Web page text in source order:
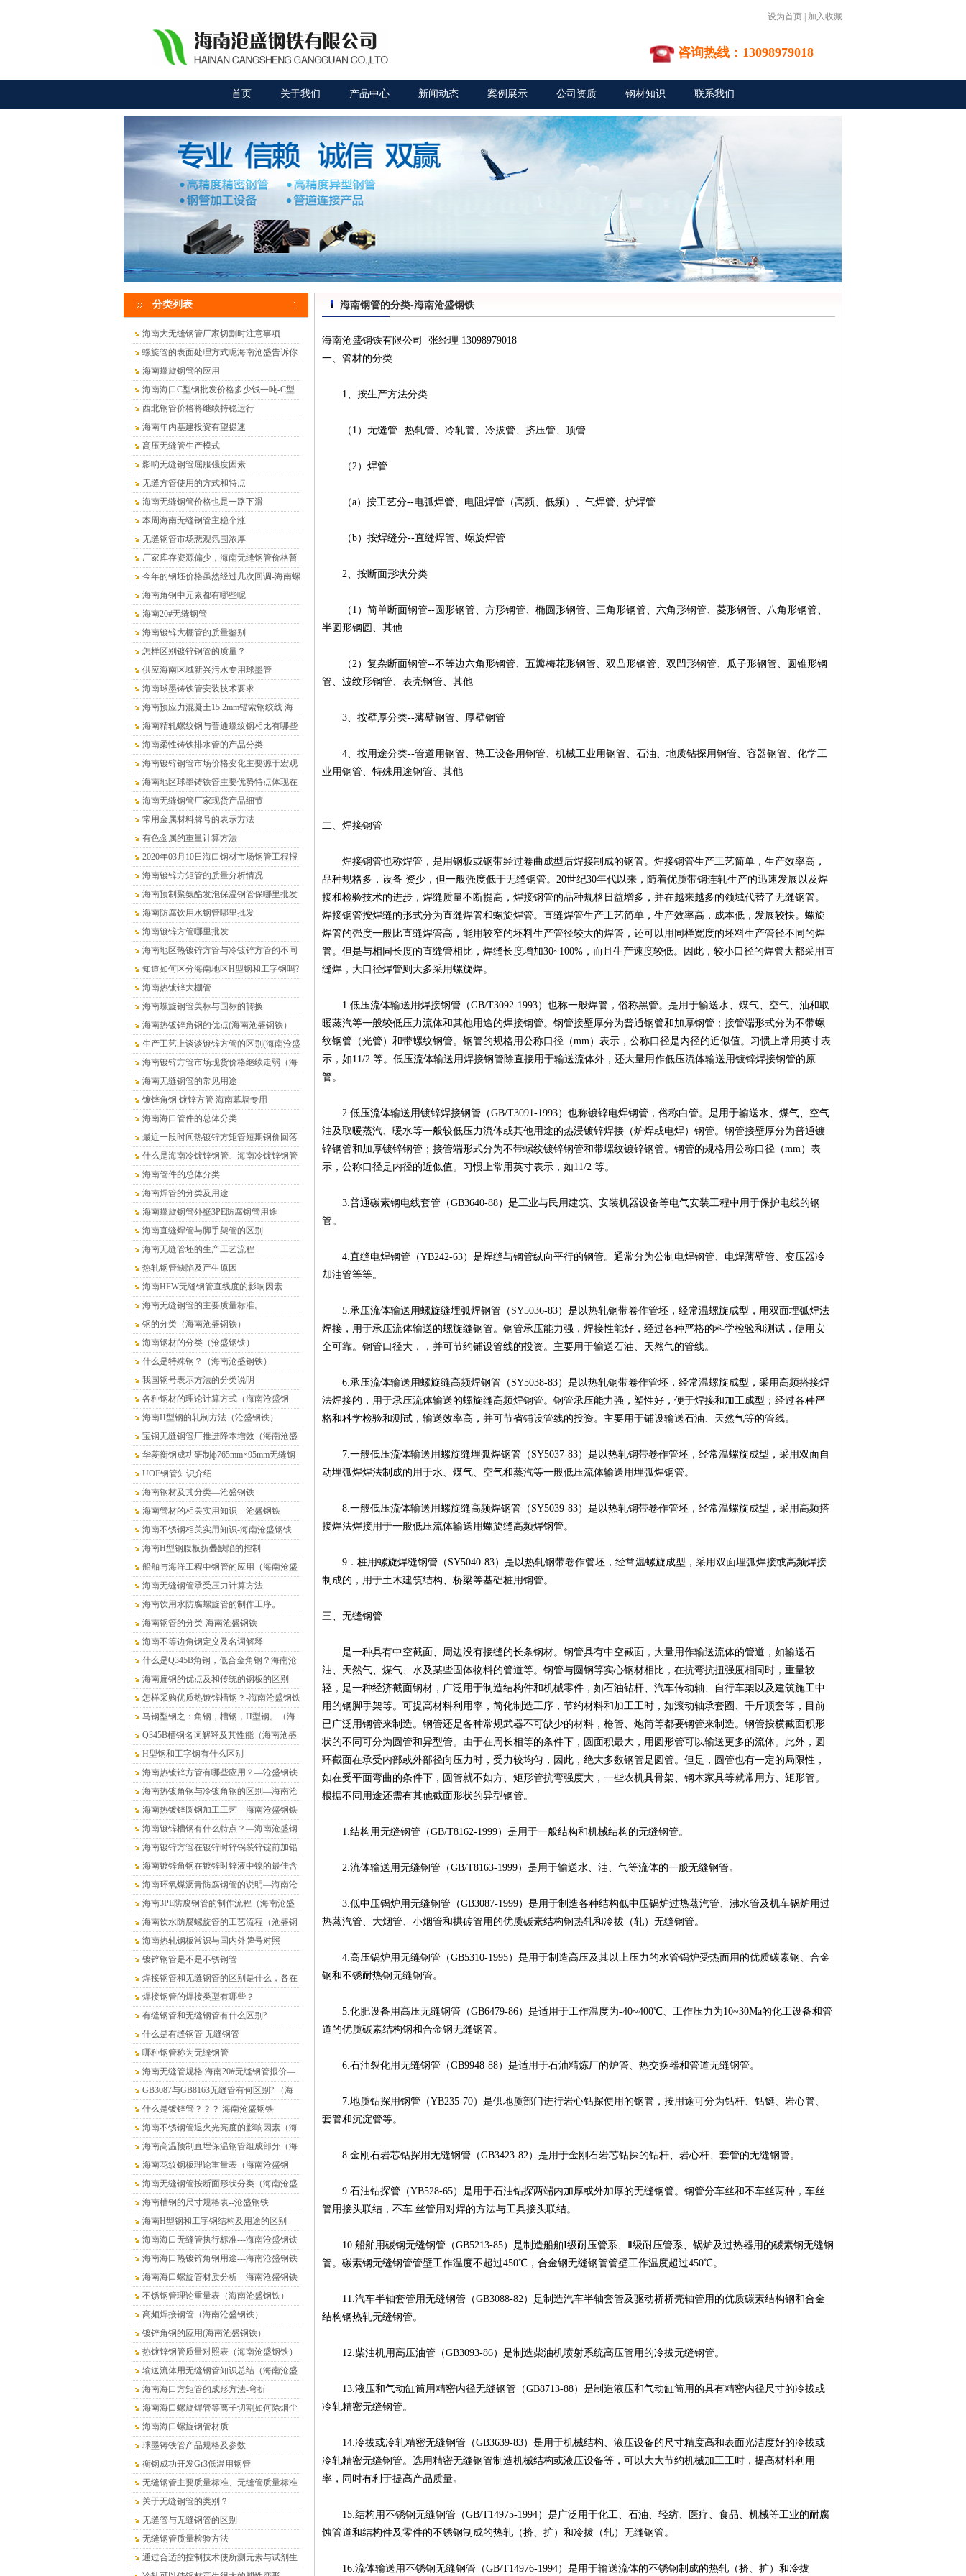
设为首页 加入收藏
咨询热线：13098979018
首页 关于我们 产品中心 新闻动态 案例展示 公司资质 钢材知识 联系我们
分类列表
海南大无缝钢管厂家切割时注意事项
螺旋管的表面处理方式呢海南沧盛告诉你
海南螺旋钢管的应用
海南海口C型钢批发价格多少钱一吨-C型
钢厂家
西北钢管价格将继续持稳运行
海南年内基建投资有望提速
高压无缝管生产模式
影响无缝钢管屈服强度因素
无缝方管使用的方式和特点
海南无缝钢管价格也是一路下滑
本周海南无缝钢管主稳个涨
无缝钢管市场悲观氛围浓厚
厂家库存资源偏少，海南无缝钢管价格暂
时平稳为主
今年的钢坯价格虽然经过几次回调-海南螺
旋钢管
海南角钢中元素都有哪些呢
海南20#无缝钢管
海南镀锌大棚管的质量鉴别
怎样区别镀锌钢管的质量？
供应海南区域新兴污水专用球墨管
海南球墨铸铁管安装技术要求
海南预应力混凝土15.2mm锚索钢绞线 海
南沧盛销售
海南精轧螺纹钢与普通螺纹钢相比有哪些
优点？
海南柔性铸铁排水管的产品分类
海南镀锌钢管市场价格变化主要源于宏观
供求关系的变化
海南地区球墨铸铁管主要优势特点体现在
哪儿
海南无缝钢管厂家现货产品细节
常用金属材料牌号的表示方法
有色金属的重量计算方法
2020年03月10日海口钢材市场钢管工程报
价表
海南镀锌方矩管的质量分析情况
海南预制聚氨酯发泡保温钢管保哪里批发
（温泉水专用）
海南防腐饮用水钢管哪里批发
海南镀锌方管哪里批发
海南地区热镀锌方管与冷镀锌方管的不同
在哪里
知道如何区分海南地区H型钢和工字钢吗?
海南热镀锌大棚管
海南螺旋钢管美标与国标的转换
海南热镀锌角钢的优点(海南沧盛钢铁）
生产工艺上谈谈镀锌方管的区别(海南沧盛
钢铁）
海南镀锌方管市场现货价格继续走弱（海
南沧盛钢铁）
海南无缝钢管的常见用途
镀锌角钢 镀锌方管 海南幕墙专用
海南海口管件的总体分类
最近一段时间热镀锌方矩管短期钢价回落
的趋势仍将延续（海南）
什么是海南冷镀锌钢管、海南冷镀锌钢管
介绍
海南管件的总体分类
海南焊管的分类及用途
海南螺旋钢管外壁3PE防腐钢管用途
海南直缝焊管与脚手架管的区别
海南无缝管坯的生产工艺流程
热轧钢管缺陷及产生原因
海南HFW无缝钢管直线度的影响因素
海南无缝钢管的主要质量标准。
钢的分类（海南沧盛钢铁）
海南钢材的分类（沧盛钢铁）
什么是特殊钢？（海南沧盛钢铁）
我国钢号表示方法的分类说明
各种钢材的理论计算方式（海南沧盛钢
铁）
海南H型钢的轧制方法（沧盛钢铁）
宝钢无缝钢管厂推进降本增效（海南沧盛
钢铁）
华菱衡钢成功研制ф765mm×95mm无缝钢
管（海南沧盛）
UOE钢管知识介绍
海南钢材及其分类—沧盛钢铁
海南管材的相关实用知识—沧盛钢铁
海南不锈钢相关实用知识-海南沧盛钢铁
海南H型钢腹板折叠缺陷的控制
船舶与海洋工程中钢管的应用（海南沧盛
钢铁）
海南无缝钢管承受压力计算方法
海南饮用水防腐螺旋管的制作工序。
海南钢管的分类-海南沧盛钢铁
海南不等边角钢定义及名词解释
什么是Q345B角钢，低合金角钢？海南沧
盛钢铁
海南扁钢的优点及和传统的钢板的区别
怎样采购优质热镀锌槽钢？-海南沧盛钢铁
马钢型钢之：角钢，槽钢，H型钢。（海
南沧盛钢铁）
Q345B槽钢名词解释及其性能（海南沧盛
钢铁）
H型钢和工字钢有什么区别
海南热镀锌方管有哪些应用？—沧盛钢铁
海南热镀角钢与冷镀角钢的区别—海南沧
盛钢铁
海南热镀锌圆钢加工工艺—海南沧盛钢铁
海南镀锌槽钢有什么特点？—海南沧盛钢
铁
海南镀锌方管在镀锌时锌锅装锌锭前加铅
的危害—海南沧盛钢铁
海南镀锌角钢在镀锌时锌液中镍的最佳含
量值—沧盛钢铁
海南环氧煤沥青防腐钢管的说明—海南沧
盛钢铁
海南3PE防腐钢管的制作流程（海南沧盛
钢铁）
海南饮水防腐螺旋管的工艺流程（沧盛钢
铁）
海南热轧钢板常识与国内外牌号对照
镀锌钢管是不是不锈钢管
焊接钢管和无缝钢管的区别是什么，各在
什么情况下使用？
焊接钢管的焊接类型有哪些？
有缝钢管和无缝钢管有什么区别?
什么是有缝钢管 无缝钢管
哪种钢管称为无缝钢管
海南无缝管规格 海南20#无缝钢管报价—
海南沧盛钢材
GB3087与GB8163无缝管有何区别? （海
南沧盛钢铁）
什么是镀锌管？？？ 海南沧盛钢铁
海南不锈钢管退火光亮度的影响因素（海
南沧盛钢铁）
海南高温预制直埋保温钢管组成部分（海
南沧盛钢铁）
海南花纹钢板理论重量表（海南沧盛钢
铁）
海南无缝钢管按断面形状分类（海南沧盛
钢铁）
海南槽钢的尺寸规格表--沧盛钢铁
海南H型钢和工字钢结构及用途的区别--
沧盛钢铁
海南海口无缝管执行标准---海南沧盛钢铁
海南海口热镀锌角钢用途---海南沧盛钢铁
海南海口螺旋管材质分析---海南沧盛钢铁
不锈钢管理论重量表（海南沧盛钢铁）
高频焊接钢管（海南沧盛钢铁）
镀锌角钢的应用(海南沧盛钢铁）
热镀锌钢管质量对照表（海南沧盛钢铁）
输送流体用无缝钢管知识总结（海南沧盛
钢铁）
海南海口方矩管的成形方法-弯折
海南海口螺旋焊管等离子切割如何除烟尘
海南海口螺旋钢管材质
球墨铸铁管产品规格及参数
衡钢成功开发Gr3低温用钢管
无缝钢管主要质量标准、无缝管质量标准
关于无缝钢管的类别？
无缝管与无缝钢管的区别
无缝钢管质量检验方法
通过合适的控制技术使所测元素与试剂生
海南钢管的分类-海南沧盛钢铁
海南沧盛钢铁有限公司 张经理 13098979018
一、管材的分类
1、按生产方法分类
（1）无缝管--热轧管、冷轧管、冷拔管、挤压管、顶管
（2）焊管
（a）按工艺分--电弧焊管、电阻焊管（高频、低频）、气焊管、炉焊管
（b）按焊缝分--直缝焊管、螺旋焊管
2、按断面形状分类
（1）简单断面钢管--圆形钢管、方形钢管、椭圆形钢管、三角形钢管、六角形钢管、菱形钢管、八角形钢管、
半圆形钢圆、其他
（2）复杂断面钢管--不等边六角形钢管、五瓣梅花形钢管、双凸形钢管、双凹形钢管、瓜子形钢管、圆锥形钢
管、波纹形钢管、表壳钢管、其他
3、按壁厚分类--薄壁钢管、厚壁钢管
4、按用途分类--管道用钢管、热工设备用钢管、机械工业用钢管、石油、地质钻探用钢管、容器钢管、化学工
业用钢管、特殊用途钢管、其他
二、焊接钢管
焊接钢管也称焊管，是用钢板或钢带经过卷曲成型后焊接制成的钢管。焊接钢管生产工艺简单，生产效率高，
品种规格多，设备 资少，但一般强度低于无缝钢管。20世纪30年代以来，随着优质带钢连轧生产的迅速发展以及焊
接和检验技术的进步，焊缝质量不断提高，焊接钢管的品种规格日益增多，并在越来越多的领域代替了无缝钢管。
焊接钢管按焊缝的形式分为直缝焊管和螺旋焊管。直缝焊管生产工艺简单，生产效率高，成本低，发展较快。螺旋
焊管的强度一般比直缝焊管高，能用较窄的坯料生产管径较大的焊管，还可以用同样宽度的坯料生产管径不同的焊
管。但是与相同长度的直缝管相比，焊缝长度增加30~100%，而且生产速度较低。因此，较小口径的焊管大都采用直
缝焊，大口径焊管则大多采用螺旋焊。
1.低压流体输送用焊接钢管（GB/T3092-1993）也称一般焊管，俗称黑管。是用于输送水、煤气、空气、油和取
暖蒸汽等一般较低压力流体和其他用途的焊接钢管。钢管接壁厚分为普通钢管和加厚钢管；接管端形式分为不带螺
纹钢管（光管）和带螺纹钢管。钢管的规格用公称口径（mm）表示，公称口径是内径的近似值。习惯上常用英寸表
示，如11/2 等。低压流体输送用焊接钢管除直接用于输送流体外，还大量用作低压流体输送用镀锌焊接钢管的原
管。
2.低压流体输送用镀锌焊接钢管（GB/T3091-1993）也称镀锌电焊钢管，俗称白管。是用于输送水、煤气、空气
油及取暖蒸汽、暖水等一般较低压力流体或其他用途的热浸镀锌焊接（炉焊或电焊）钢管。钢管接壁厚分为普通镀
锌钢管和加厚镀锌钢管；接管端形式分为不带螺纹镀锌钢管和带螺纹镀锌钢管。钢管的规格用公称口径（mm）表
示，公称口径是内径的近似值。习惯上常用英寸表示，如11/2 等。
3.普通碳素钢电线套管（GB3640-88）是工业与民用建筑、安装机器设备等电气安装工程中用于保护电线的钢
管。
4.直缝电焊钢管（YB242-63）是焊缝与钢管纵向平行的钢管。通常分为公制电焊钢管、电焊薄壁管、变压器冷
却油管等等。
5.承压流体输送用螺旋缝埋弧焊钢管（SY5036-83）是以热轧钢带卷作管坯，经常温螺旋成型，用双面埋弧焊法
焊接，用于承压流体输送的螺旋缝钢管。钢管承压能力强，焊接性能好，经过各种严格的科学检验和测试，使用安
全可靠。钢管口径大，，并可节约铺设管线的投资。主要用于输送石油、天然气的管线。
6.承压流体输送用螺旋缝高频焊钢管（SY5038-83）是以热轧钢带卷作管坯，经常温螺旋成型，采用高频搭接焊
法焊接的，用于承压流体输送的螺旋缝高频焊钢管。钢管承压能力强，塑性好，便于焊接和加工成型；经过各种严
格和科学检验和测试，输送效率高，并可节省铺设管线的投资。主要用于铺设输送石油、天然气等的管线。
7.一般低压流体输送用螺旋缝埋弧焊钢管（SY5037-83）是以热轧钢带卷作管坯，经常温螺旋成型，采用双面自
动埋弧焊焊法制成的用于水、煤气、空气和蒸汽等一般低压流体输送用埋弧焊钢管。
8.一般低压流体输送用螺旋缝高频焊钢管（SY5039-83）是以热轧钢带卷作管坯，经常温螺旋成型，采用高频搭
接焊法焊接用于一般低压流体输送用螺旋缝高频焊钢管。
9．桩用螺旋焊缝钢管（SY5040-83）是以热轧钢带卷作管坯，经常温螺旋成型，采用双面埋弧焊接或高频焊接
制成的，用于土木建筑结构、桥梁等基础桩用钢管。
三、无缝钢管
是一种具有中空截面、周边没有接缝的长条钢材。钢管具有中空截面，大量用作输送流体的管道，如输送石
油、天然气、煤气、水及某些固体物料的管道等。钢管与圆钢等实心钢材相比，在抗弯抗扭强度相同时，重量较
轻，是一种经济截面钢材，广泛用于制造结构件和机械零件，如石油钻杆、汽车传动轴、自行车架以及建筑施工中
用的钢脚手架等。可提高材料利用率，简化制造工序，节约材料和加工工时，如滚动轴承套圈、千斤顶套等，目前
已广泛用钢管来制造。钢管还是各种常规武器不可缺少的材料，枪管、炮筒等都要钢管来制造。钢管按横截面积形
状的不同可分为圆管和异型管。由于在周长相等的条件下，圆面积最大，用圆形管可以输送更多的流体。此外，圆
环截面在承受内部或外部径向压力时，受力较均匀，因此，绝大多数钢管是圆管。但是，圆管也有一定的局限性，
如在受平面弯曲的条件下，圆管就不如方、矩形管抗弯强度大，一些农机具骨架、钢木家具等就常用方、矩形管。
根据不同用途还需有其他截面形状的异型钢管。
1.结构用无缝钢管（GB/T8162-1999）是用于一般结构和机械结构的无缝钢管。
2.流体输送用无缝钢管（GB/T8163-1999）是用于输送水、油、气等流体的一般无缝钢管。
3.低中压锅炉用无缝钢管（GB3087-1999）是用于制造各种结构低中压锅炉过热蒸汽管、沸水管及机车锅炉用过
热蒸汽管、大烟管、小烟管和拱砖管用的优质碳素结构钢热轧和冷拔（轧）无缝钢管。
4.高压锅炉用无缝钢管（GB5310-1995）是用于制造高压及其以上压力的水管锅炉受热面用的优质碳素钢、合金
钢和不锈耐热钢无缝钢管。
5.化肥设备用高压无缝钢管（GB6479-86）是适用于工作温度为-40~400℃、工作压力为10~30Ma的化工设备和管
道的优质碳素结构钢和合金钢无缝钢管。
6.石油裂化用无缝钢管（GB9948-88）是适用于石油精炼厂的炉管、热交换器和管道无缝钢管。
7.地质钻探用钢管（YB235-70）是供地质部门进行岩心钻探使用的钢管，按用途可分为钻杆、钻铤、岩心管、
套管和沉淀管等。
8.金刚石岩芯钻探用无缝钢管（GB3423-82）是用于金刚石岩芯钻探的钻杆、岩心杆、套管的无缝钢管。
9.石油钻探管（YB528-65）是用于石油钻探两端内加厚或外加厚的无缝钢管。钢管分车丝和不车丝两种，车丝
管用接头联结，不车 丝管用对焊的方法与工具接头联结。
10.船舶用碳钢无缝钢管（GB5213-85）是制造船舶I级耐压管系、Ⅱ级耐压管系、锅炉及过热器用的碳素钢无缝钢
管。碳素钢无缝钢管管壁工作温度不超过450℃，合金钢无缝钢管管壁工作温度超过450℃。
11.汽车半轴套管用无缝钢管（GB3088-82）是制造汽车半轴套管及驱动桥桥壳轴管用的优质碳素结构钢和合金
结构钢热轧无缝钢管。
12.柴油机用高压油管（GB3093-86）是制造柴油机喷射系统高压管用的冷拔无缝钢管。
13.液压和气动缸筒用精密内径无缝钢管（GB8713-88）是制造液压和气动缸筒用的具有精密内径尺寸的冷拔或
冷轧精密无缝钢管。
14.冷拔或冷轧精密无缝钢管（GB3639-83）是用于机械结构、液压设备的尺寸精度高和表面光洁度好的冷拔或
冷轧精密无缝钢管。选用精密无缝钢管制造机械结构或液压设备等，可以大大节约机械加工工时，提高材料利用
率，同时有利于提高产品质量。
15.结构用不锈钢无缝钢管（GB/T14975-1994）是广泛用于化工、石油、轻纺、医疗、食品、机械等工业的耐腐
蚀管道和结构件及零件的不锈钢制成的热轧（挤、扩）和冷拔（轧）无缝钢管。
16.流体输送用不锈钢无缝钢管（GB/T14976-1994）是用于输送流体的不锈钢制成的热轧（挤、扩）和冷拔